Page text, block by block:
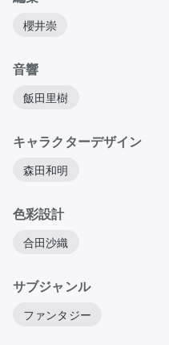
櫻井崇
音響
飯田里樹
キャラクターデザイン
森田和明
色彩設計
合田沙織
サブジャンル
ファンタジー